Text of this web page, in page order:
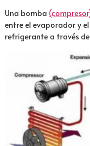
Una bomba
entre el evaporador y
refrigerante a través